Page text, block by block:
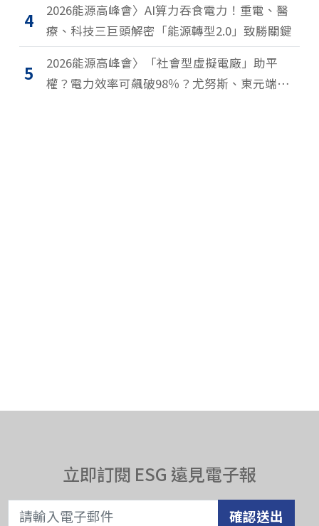
4
2026能源高峰會〉AI算力吞食電力！重電、醫
療、科技三巨頭解密「能源轉型2.0」致勝關鍵
5
2026能源高峰會〉「社會型虛擬電廠」助平
權？電力效率可飆破98％？尤努斯、東元端能
立即訂閱 ESG 遠見電子報
確認送出